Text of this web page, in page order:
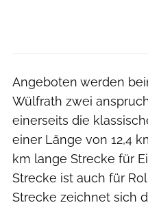
Angeboten werden
Wülfrath zwei
einerseits die
einer Länge von 12,4
km lange Strecke für
Strecke ist auch für
Strecke zeichnet sich